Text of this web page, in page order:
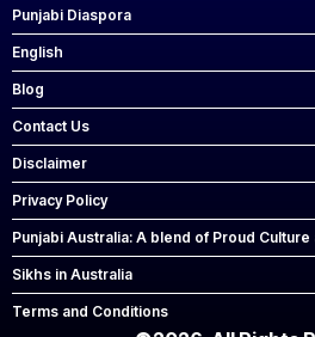
Punjabi Diaspora
English
Blog
Contact Us
Disclaimer
Privacy Policy
Punjabi Australia: A blend of Proud Culture
Sikhs in Australia
Terms and Conditions